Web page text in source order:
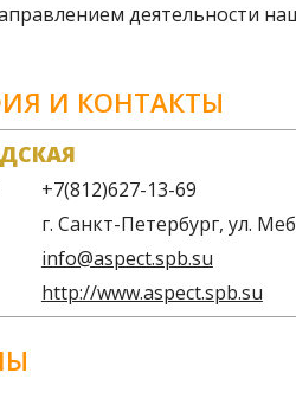
деятельности
широкого спектра
дизайн, производство
продукции "под ключ",
работают высоко
наших сотрудников в сфере
наши специалисты преобрели
И КОНТАКТЫ
+7(812)627-13-69
г. Санкт-Петербург, ул.
info@aspect.spb.su
http://www.aspect.spb.su